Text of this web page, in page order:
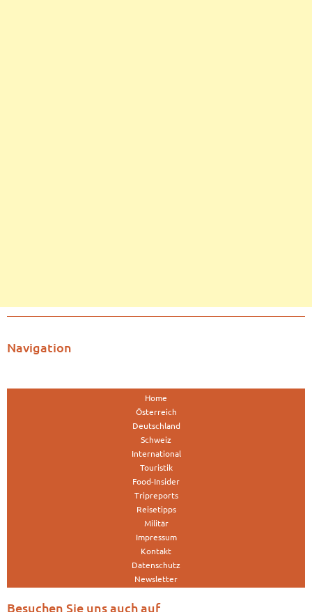
Navigation
Home
Österreich
Deutschland
Schweiz
International
Touristik
Food-Insider
Tripreports
Reisetipps
Militär
Impressum
Kontakt
Datenschutz
Newsletter
Besuchen Sie uns auch auf